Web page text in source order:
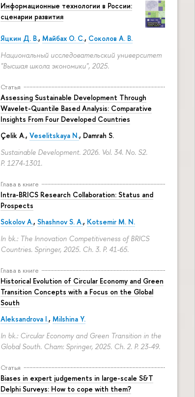
Информационные технологии в России:
сценарии развития
Яцкин Д. В., Майбах О. С., Соколов А. В.
Национальный исследовательский университет
"Высшая школа экономики", 2025.
Статья
Assessing Sustainable Development Through
Wavelet-Quantile Based Analysis: Comparative
Insights From Four Developed Countries
Çelik A., Veselitskaya N., Damrah S.
Sustainable Development. 2026. Vol. 34. No. S2.
P. 1274-1301.
Глава в книге
Intra-BRICS Research Collaboration: Status and
Prospects
Sokolov A., Shashnov S. A., Kotsemir M. N.
In bk.: The Innovation Competitiveness of BRICS
Countries. Springer, 2025. Ch. 3. P. 41-65.
Глава в книге
Historical Evolution of Circular Economy and Green
Transition Concepts with a Focus on the Global
South
Aleksandrova I., Milshina Y.
In bk.: Circular Economy and Green Transition in the
Global South. Cham: Springer, 2025. Ch. 2. P. 23-49.
Статья
Biases in expert judgements in large-scale S&T
Delphi Surveys: How to cope with them?